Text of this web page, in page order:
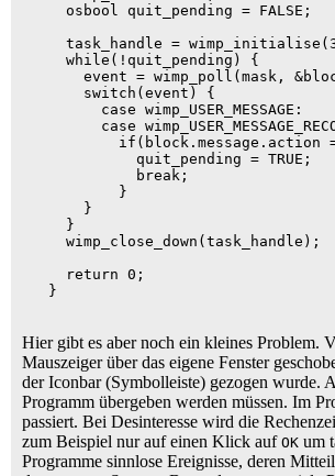
     osbool quit_pending = FALSE;
task_handle =
     while(!quit_pending) {
event = wimp_poll(mask,
       switch(event) {
         case wimp_USER_MESSAGE:
case
if(block.message.action
             quit_pending = TRUE;
             break;
           }
       }
     }
     wimp_close_down(task_handle);
     return 0;
   }
Hier gibt es aber noch ein kleines Problem.
Mauszeiger über das eigene Fenster
der Iconbar (Symbolleiste) gezogen wurde.
Programm übergeben werden müssen. Im
passiert. Bei Desinteresse wird die
zum Beispiel nur auf einen Klick auf OK um
Programme sinnlose Ereignisse, deren